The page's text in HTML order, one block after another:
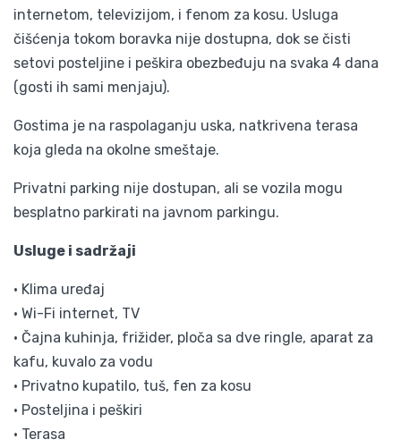
internetom, televizijom, i fenom za kosu. Usluga
čišćenja tokom boravka nije dostupna, dok se čisti
setovi posteljine i peškira obezbeđuju na svaka 4 dana
(gosti ih sami menjaju).
Gostima je na raspolaganju uska, natkrivena terasa
koja gleda na okolne smeštaje.
Privatni parking nije dostupan, ali se vozila mogu
besplatno parkirati na javnom parkingu.
Usluge i sadržaji
• Klima uređaj
• Wi-Fi internet, TV
• Čajna kuhinja, frižider, ploča sa dve ringle, aparat za
kafu, kuvalo za vodu
• Privatno kupatilo, tuš, fen za kosu
• Posteljina i peškiri
• Terasa